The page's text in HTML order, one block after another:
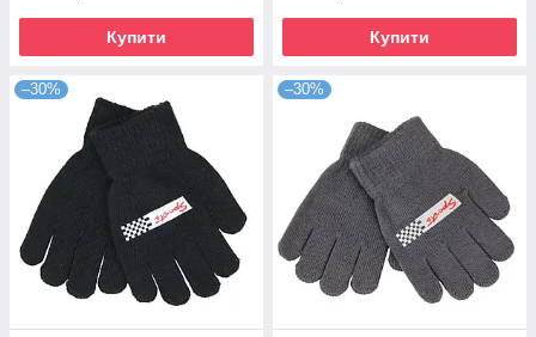
Купити Купити
–30% –30%